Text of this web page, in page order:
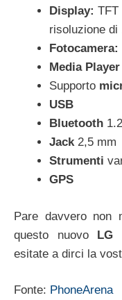
Display: TFT
risoluzione di
Fotocamera:
Media Player
Supporto
USB
Bluetooth 1.2
Jack2,5 mm
Strumenti
GPS
Pare davvero non
questo nuovo LG
esitate a dirci la
Fonte: PhoneArena